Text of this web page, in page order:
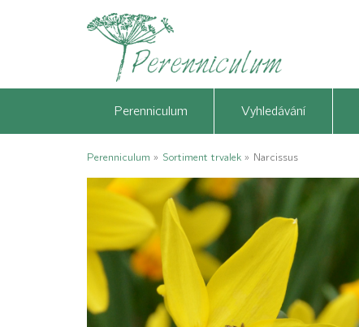
Perenniculum Vyhledávání
Perenniculum » Sortiment trvalek » Narcissus